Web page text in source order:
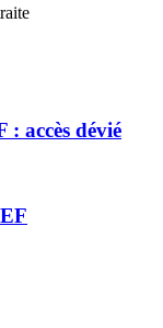
accès dévié